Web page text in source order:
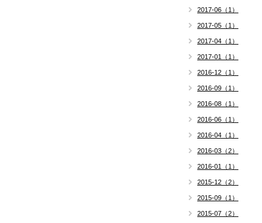
2017-06（1）
2017-05（1）
2017-04（1）
2017-01（1）
2016-12（1）
2016-09（1）
2016-08（1）
2016-06（1）
2016-04（1）
2016-03（2）
2016-01（1）
2015-12（2）
2015-09（1）
2015-07（2）